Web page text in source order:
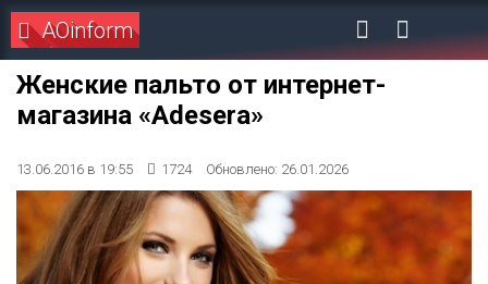
AOinform
Женские пальто от интернет-
магазина «Adesera»
13.06.2016 в 19:55 1724 Обновлено: 26.01.2026